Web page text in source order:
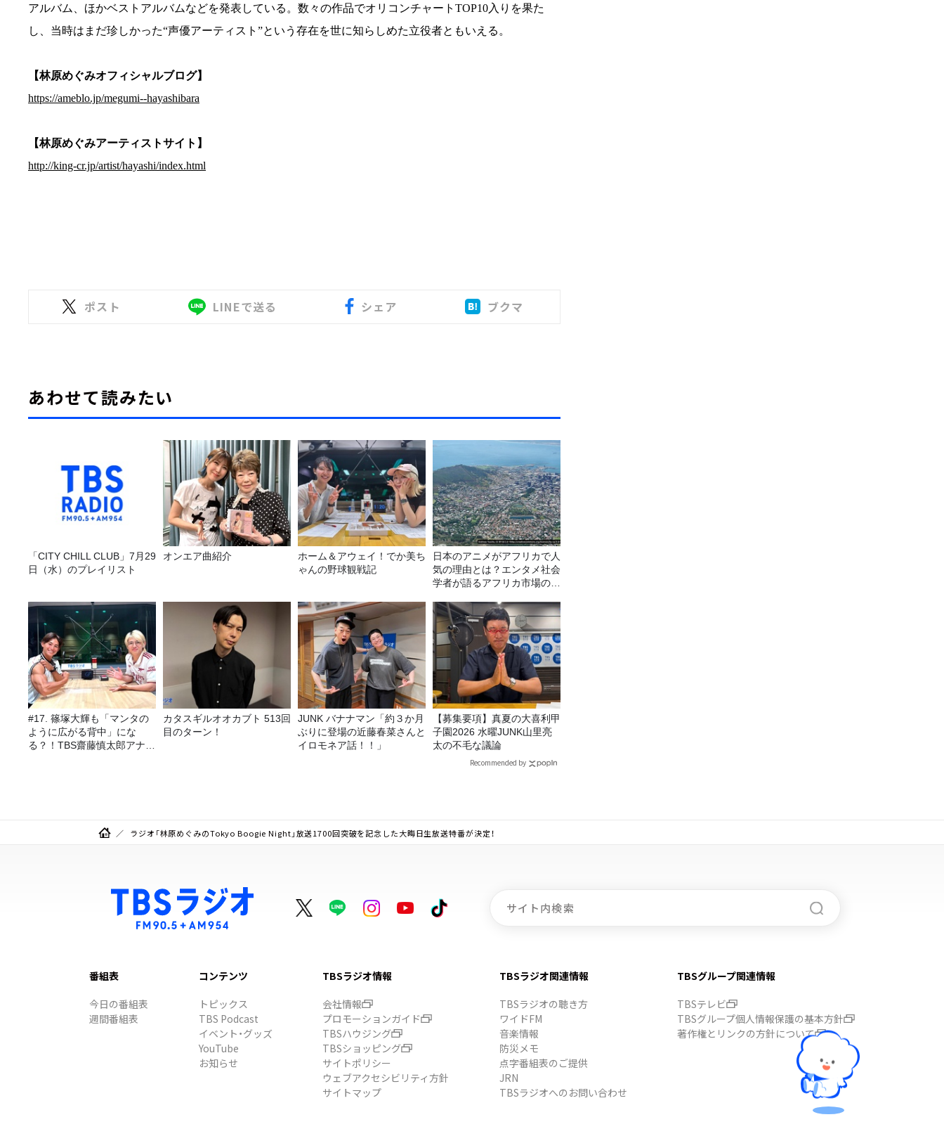
アルバム、ほかベストアルバムなどを発表している。数々の作品でオリコンチャートTOP10入りを果た
し、当時はまだ珍しかった“声優アーティスト”という存在を世に知らしめた立役者ともいえる。
【林原めぐみオフィシャルブログ】
https://ameblo.jp/megumi--hayashibara
【林原めぐみアーティストサイト】
http://king-cr.jp/artist/hayashi/index.html
ポスト LINEで送る シェア ブクマ
あわせて読みたい
「CITY CHILL CLUB」7月29
日（水）のプレイリスト
オンエア曲紹介
ホーム＆アウェイ！でか美ち
ゃんの野球観戦記
日本のアニメがアフリカで人
気の理由とは？エンタメ社会
学者が語るアフリカ市場のリ
#17. 篠塚大輝も「マンタの
ように広がる背中」にな
る？！TBS齋藤慎太郎アナに
カタスギルオオカブト 513回
目のターン！
JUNK バナナマン「約３か月
ぶりに登場の近藤春菜さんと
イロモネア話！！」
【募集要項】真夏の大喜利甲
子園2026 水曜JUNK山里亮
太の不毛な議論
Recommended by
ラジオ「林原めぐみのTokyo Boogie Night」放送1700回突破を記念した大晦日生放送特番が決定！
番組表
今日の番組表
週間番組表
コンテンツ
トピックス
TBS Podcast
イベント・グッズ
YouTube
お知らせ
TBSラジオ情報
会社情報
プロモーションガイド
TBSハウジング
TBSショッピング
サイトポリシー
ウェブアクセシビリティ方針
サイトマップ
TBSラジオ関連情報
TBSラジオの聴き方
ワイドFM
音楽情報
防災メモ
点字番組表のご提供
JRN
TBSラジオへのお問い合わせ
TBSグループ関連情報
TBSテレビ
TBSグループ個人情報保護の基本方針
著作権とリンクの方針について